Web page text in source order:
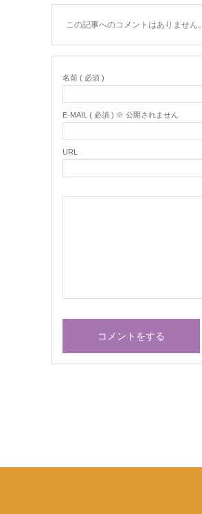
この記事へのコメントはありません。
名前 ( 必須 )
E-MAIL ( 必須 ) ※ 公開されません
URL